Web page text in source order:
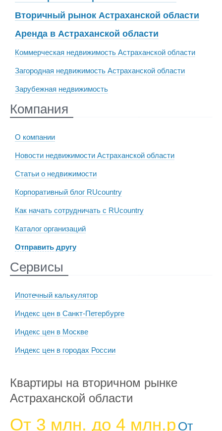
Вторичный рынок Астраханской области
Аренда в Астраханской области
Коммерческая недвижимость Астраханской области
Загородная недвижимость Астраханской области
Зарубежная недвижимость
Компания
О компании
Новости недвижимости Астраханской области
Статьи о недвижимости
Корпоративный блог RUcountry
Как начать сотрудничать с RUcountry
Каталог организаций
Отправить другу
Сервисы
Ипотечный калькулятор
Индекс цен в Санкт-Петербурге
Индекс цен в Москве
Индекс цен в городах России
Квартиры на вторичном рынке
Астраханской области
От 3 млн. до 4 млн.р От